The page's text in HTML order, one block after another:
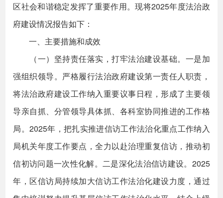
区社会和谐稳定发挥了重要作用。现将2025年度法治政
府建设情况报告如下：
一、主要措施和成效
（一）坚持责任落实，打牢法治建设基础。一是加
强组织领导。严格履行法治政府建设第一责任人职责，
将法治政府建设工作纳入重要议事日程，形成了主要领
导亲自抓、分管领导具体抓、各科室协同推进的工作格
局。2025年，把扎实推进信访工作法治化重点工作纳入
局机关年度工作要点，全力以赴治理重复信访，推动初
信初访问题一次性化解。二是深化法治信访建设。2025
年，区信访局持续加大信访工作法治化建设力度，通过